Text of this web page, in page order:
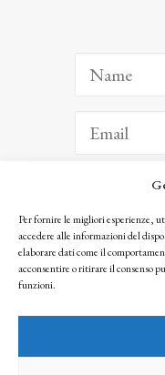
Per fornire le migliori esperienze,
accedere alle informazioni del
elaborare dati come il
acconsentire o ritirare il consenso
funzioni.
Facendo clic per iscriverti,
seguendo la nostra Privacy Policy
© 2025 Istituto Matteucci. All right
l’autorizzazione scritta dei